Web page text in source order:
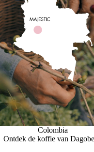
Colombia
Ontdek de koffie van